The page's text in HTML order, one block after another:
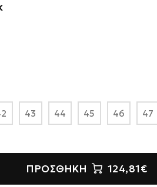
43 44 45 46 47
ΠΡΟΣΘΉΚΗ 124,81€